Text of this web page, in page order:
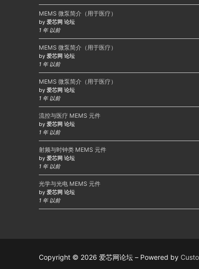
MEMS 微泵简介（用于医疗）
by 爱芯网 论坛
1 年 以前
MEMS 微泵简介（用于医疗）
by 爱芯网 论坛
1 年 以前
MEMS 微泵简介（用于医疗）
by 爱芯网 论坛
1 年 以前
流控与医疗 MEMS 元件
by 爱芯网 论坛
1 年 以前
射频与时钟类 MEMS 元件
by 爱芯网 论坛
1 年 以前
光学与光电 MEMS 元件
by 爱芯网 论坛
1 年 以前
Copyright © 2026 爱芯网论坛 – Powered by